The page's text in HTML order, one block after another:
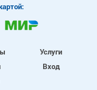
Услуги
Вход